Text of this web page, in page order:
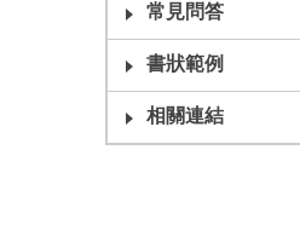
常見問答
書狀範例
相關連結